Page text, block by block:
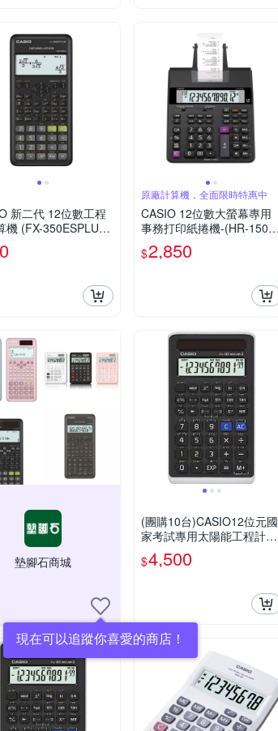
新二代 12位數工程
機 (FX-350ESPLUS-
原廠計算機，全面限時特惠中
CASIO 12位數大螢幕專用
事務打印紙捲機-(HR-150R
C)
$2,850
墊腳石商城
現在可以追蹤你喜愛的商店！
(團購10台)CASIO12位元國
家考試專用太陽能工程計算
機-FX-82SOLARII
$4,500